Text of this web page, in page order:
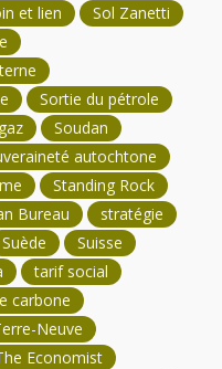
et lien
Sol Zanetti
Sortie du pétrole
Soudan
autochtone
Standing Rock
Bureau
stratégie
Suède
Suisse
tarif social
carbone
Neuve
Economist